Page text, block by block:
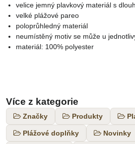
velice jemný plavkový materiál s
velké plážové pareo
poloprůhledný materiál
neumístěný motiv se může u
materiál: 100% polyester
Více z kategorie
Značky Produkty
Plážové doplňky Novinky